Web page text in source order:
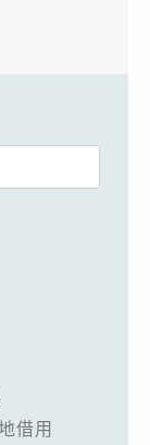
借用